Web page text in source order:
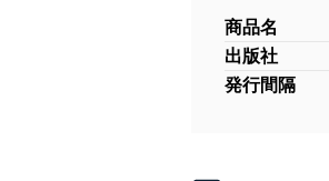
商品名
出版社
発行間隔